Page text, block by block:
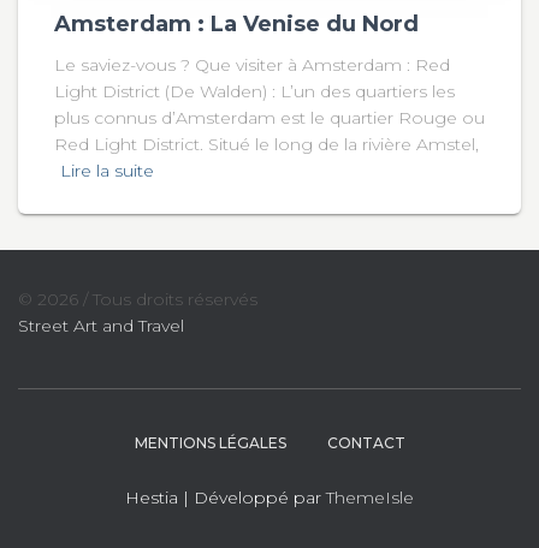
Amsterdam : La Venise du Nord
Le saviez-vous ? Que visiter à Amsterdam : Red
Light District (De Walden) : L’un des quartiers les
plus connus d’Amsterdam est le quartier Rouge ou
Red Light District. Situé le long de la rivière Amstel,
Lire la suite
© 2026 / Tous droits réservés
Street Art and Travel
MENTIONS LÉGALES CONTACT
Hestia | Développé parThemeIsle